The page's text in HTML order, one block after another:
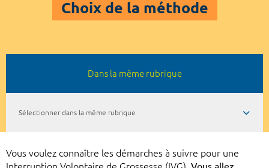
Choix de la méthode
Dans la même rubrique
Sélectionner dans la même rubrique
Vous voulez connaître les démarches à suivre pour une